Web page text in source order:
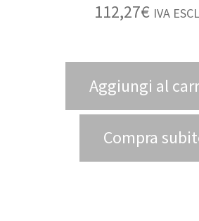
112,27€ IVA
Aggiungi al
Compra